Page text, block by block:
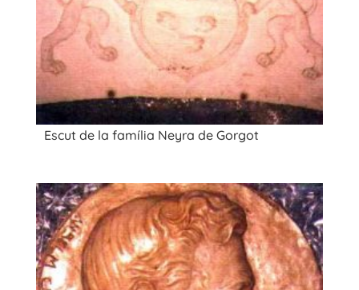
Escut de la família Neyra de Gorgot